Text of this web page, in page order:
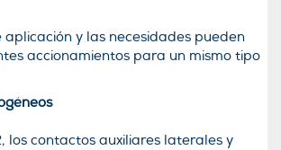
aplicación y las necesidades pueden
accionamientos para un mismo tipo
los contactos auxiliares laterales y